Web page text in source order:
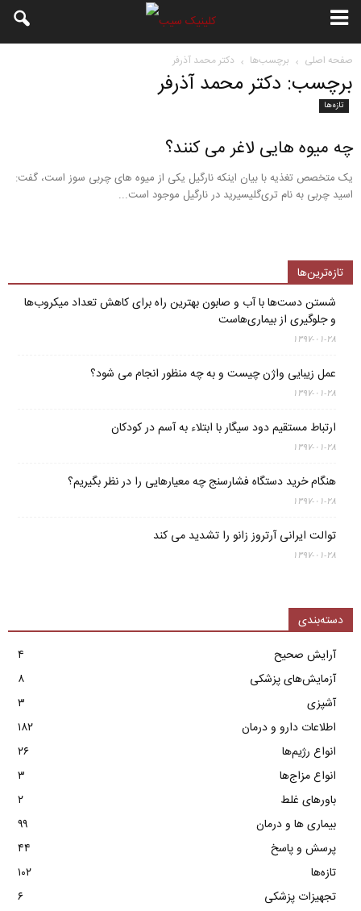
صفحه اصلی برچسب‌ها دکتر محمد آذرفر
برچسب: دکتر محمد آذرفر
تازه‌ها
چه میوه هایی لاغر می کنند؟
یک متخصص تغذیه با بیان اینکه نارگیل یکی از میوه های چربی سوز است، گفت:
اسید چربی به نام تری‌گلیسیرید در نارگیل موجود است...
تازه‌ترین‌ها
شستن دست‌ها با آب و صابون بهترین راه برای کاهش تعداد میکروب‌ها
و جلوگیری از بیماری‌هاست
۱۳۹۷-۰۱-۲۸
عمل زیبایی واژن چیست و به چه منظور انجام می شود؟
۱۳۹۷-۰۱-۲۸
ارتباط مستقیم دود سیگار با ابتلاء به آسم در کودکان
۱۳۹۷-۰۱-۲۸
هنگام خرید دستگاه فشارسنج چه معیارهایی را در نظر بگیریم؟
۱۳۹۷-۰۱-۲۸
توالت ایرانی آرتروز زانو را تشدید می کند
۱۳۹۷-۰۱-۲۸
دسته‌بندی
آرایش صحیح
۴
آزمایش‌های پزشکی
۸
آشپزی
۳
اطلاعات دارو و درمان
۱۸۲
انواع رژیم‌ها
۲۶
انواع مزاج‌ها
۳
باورهای غلط
۲
بیماری ها و درمان
۹۹
پرسش و پاسخ
۴۴
تازه‌ها
۱۰۲
تجهیزات پزشکی
۶